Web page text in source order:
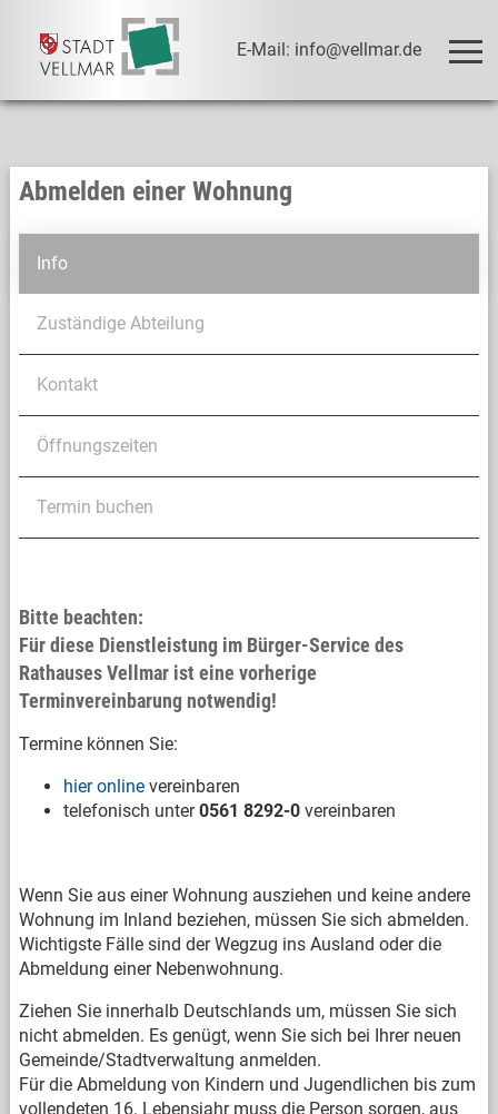
E-Mail: info@vellmar.de
Abmelden einer Wohnung
Info
Zuständige Abteilung
Kontakt
Öffnungszeiten
Termin buchen
Bitte beachten:
Für diese Dienstleistung im Bürger-Service des
Rathauses Vellmar ist eine vorherige
Terminvereinbarung notwendig!
Termine können Sie:
hier onlinevereinbaren
telefonisch unter0561 8292-0vereinbaren
Wenn Sie aus einer Wohnung ausziehen und keine andere
Wohnung im Inland beziehen, müssen Sie sich abmelden.
Wichtigste Fälle sind der Wegzug ins Ausland oder die
Abmeldung einer Nebenwohnung.
Ziehen Sie innerhalb Deutschlands um, müssen Sie sich
nicht abmelden. Es genügt, wenn Sie sich bei Ihrer neuen
Gemeinde/Stadtverwaltung anmelden.
Für die Abmeldung von Kindern und Jugendlichen bis zum
vollendeten 16. Lebensjahr muss die Person sorgen, aus